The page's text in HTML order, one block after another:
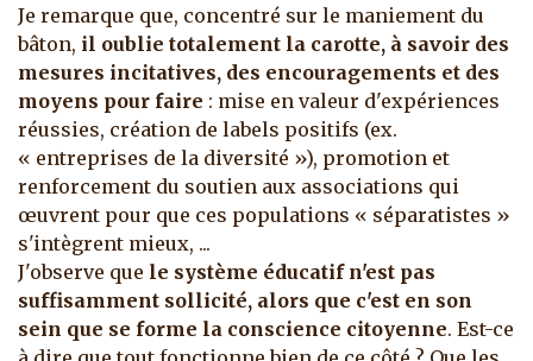
Je remarque que, concentré sur le maniement du
bâton, il oublie totalement la carotte, à savoir des
mesures incitatives, des encouragements et des
moyens pour faire : mise en valeur d'expériences
réussies, création de labels positifs (ex.
« entreprises de la diversité »), promotion et
renforcement du soutien aux associations qui
œuvrent pour que ces populations « séparatistes »
s'intègrent mieux, ...
J'observe que le système éducatif n'est pas
suffisamment sollicité, alors que c'est en son
sein que se forme la conscience citoyenne. Est-ce